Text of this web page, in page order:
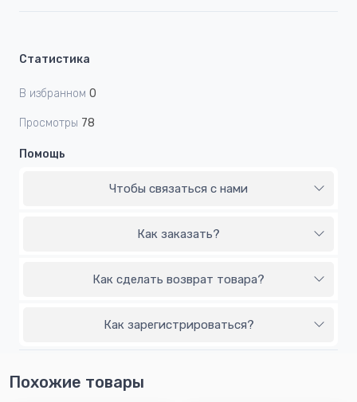
Статистика
В избранном 0
Просмотры 78
Помощь
Чтобы связаться с нами
Как заказать?
Как сделать возврат товара?
Как зарегистрироваться?
Похожие товары